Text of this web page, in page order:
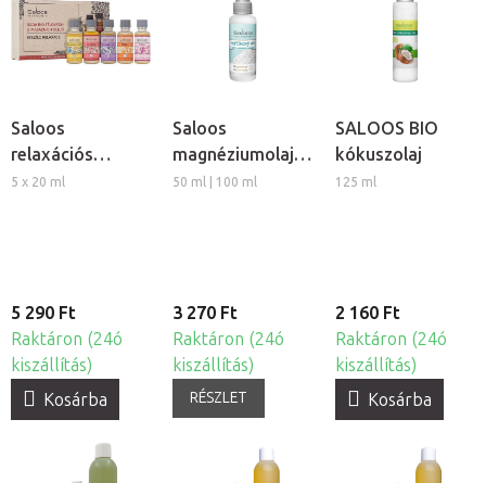
Saloos
relaxációs
varázslat - bio
5 x 20 ml
5 290 Ft
Raktáron (24ó
kiszállítás)
Kosárba
Saloos
magnéziumolaj
izmokra
50 ml | 100 ml
3 270 Ft
Raktáron (24ó
kiszállítás)
RÉSZLET
SALOOS BIO
kókuszolaj
125 ml
2 160 Ft
Raktáron (24ó
kiszállítás)
Kosárba